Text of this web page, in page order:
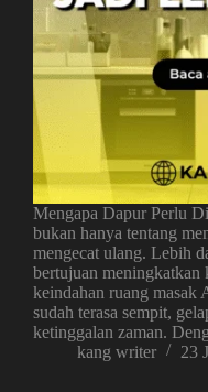
Mengapa Dapur Perlu
bukan hanya tentang
mengecat ulang. Lebih
bertujuan meningkatkan
keindahan ruang masak
sudah terasa sempit,
ketinggalan zaman.
kang writer
23